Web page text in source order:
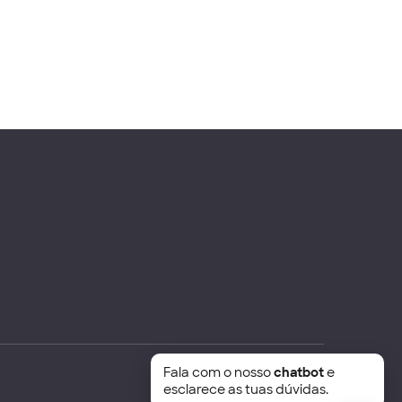
Fala com o nossochatbote
esclarece as tuas dúvidas.